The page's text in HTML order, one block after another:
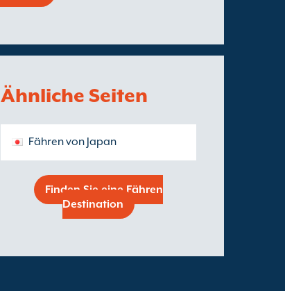
Ähnliche Seiten
Fähren von Japan
Finden Sie eine Fähren
Destination